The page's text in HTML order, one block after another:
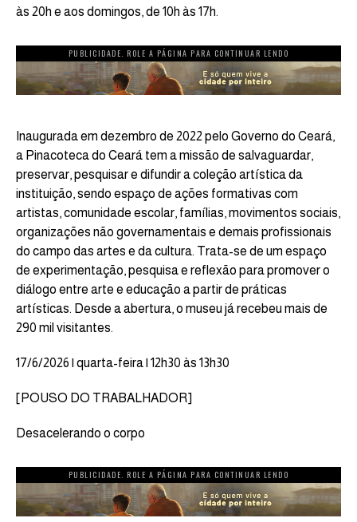
às 20h e aos domingos, de 10h às 17h.
PUBLICIDADE. ROLE A PÁGINA PARA CONTINUAR LENDO
Inaugurada em dezembro de 2022 pelo Governo do Ceará,
a Pinacoteca do Ceará tem a missão de salvaguardar,
preservar, pesquisar e difundir a coleção artística da
instituição, sendo espaço de ações formativas com
artistas, comunidade escolar, famílias, movimentos sociais,
organizações não governamentais e demais profissionais
do campo das artes e da cultura. Trata-se de um espaço
de experimentação, pesquisa e reflexão para promover o
diálogo entre arte e educação a partir de práticas
artísticas. Desde a abertura, o museu já recebeu mais de
290 mil visitantes.
17/6/2026 | quarta-feira | 12h30 às 13h30
[POUSO DO TRABALHADOR]
Desacelerando o corpo
PUBLICIDADE. ROLE A PÁGINA PARA CONTINUAR LENDO